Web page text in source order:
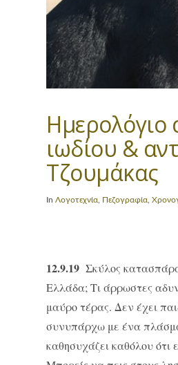
ιωδίου &
Τζουμάκας
InΛογοτεχνία Πεζογραφία ,
12.9.19Σκύλος
Ελλάδα; Τι άρρωστες
μαύρο τέρας. Δεν έχει
συνυπάρχω με ένα πλάσμα
καθησυχάζει καθόλου ότι